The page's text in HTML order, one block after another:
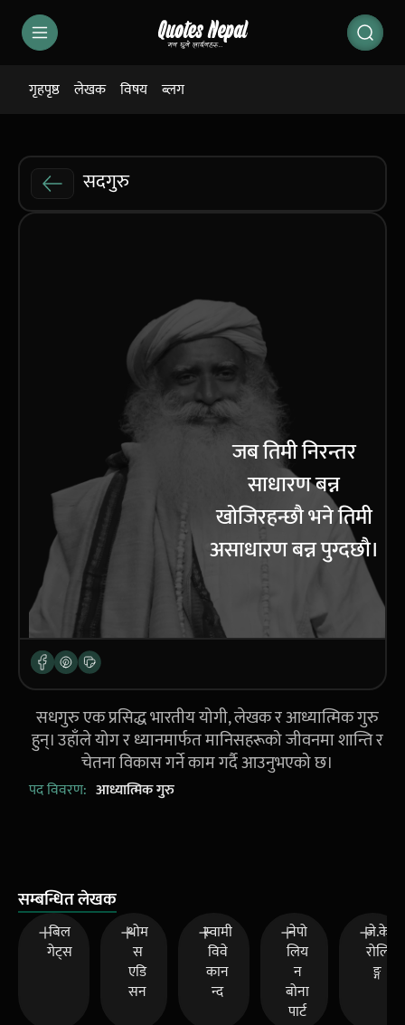
गृहपृष्ठ लेखक विषय ब्लग
सदगुरु
जब तिमी निरन्तर
साधारण बन्न
खोजिरहन्छौ भने तिमी
असाधारण बन्न पुग्दछौ।
सधगुरु एक प्रसिद्ध भारतीय योगी, लेखक र आध्यात्मिक गुरु
हुन्। उहाँले योग र ध्यानमार्फत मानिसहरूको जीवनमा शान्ति र
चेतना विकास गर्ने काम गर्दै आउनुभएको छ।
पद विवरण: आध्यात्मिक गुरु
सम्बन्धित लेखक
बिल
गेट्स
थोम
स
एडि
सन
स्वामी
विवे
कान
न्द
नेपो
लिय
न
बोना
पार्ट
जे.के
रोलि
ङ्ग